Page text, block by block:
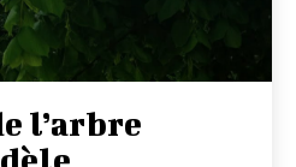
l’arbre